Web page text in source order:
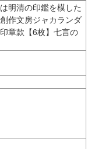
明清の印鑑を模した
作文房ジャカランダ
章款【6枚】七言の